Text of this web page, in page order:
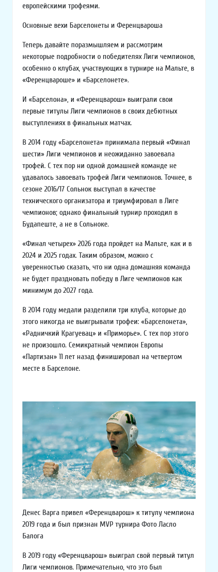
европейскими трофеями.
Основные вехи Барселонеты и Ференцвароша
Теперь давайте поразмышляем и рассмотрим
некоторые подробности о победителях Лиги чемпионов,
особенно о клубах, участвующих в турнире на Мальте, в
«Ференцвароше» и «Барселонете».
И «Барселона», и «Ференцварош» выиграли свои
первые титулы Лиги чемпионов в своих дебютных
выступлениях в финальных матчах.
В 2014 году «Барселонета» принимала первый «Финал
шести» Лиги чемпионов и неожиданно завоевала
трофей. С тех пор ни одной домашней команде не
удавалось завоевать трофей Лиги чемпионов. Точнее, в
сезоне 2016/17 Сольнок выступал в качестве
технического организатора и триумфировал в Лиге
чемпионов; однако финальный турнир проходил в
Будапеште, а не в Сольноке.
«Финал четырех» 2026 года пройдет на Мальте, как и в
2024 и 2025 годах. Таким образом, можно с
уверенностью сказать, что ни одна домашняя команда
не будет праздновать победу в Лиге чемпионов как
минимум до 2027 года.
В 2014 году медали разделили три клуба, которые до
этого никогда не выигрывали трофеи: «Барселонета»,
«Радничкий Крагуевац» и «Приморье». С тех пор этого
не произошло. Семикратный чемпион Европы
«Партизан» 11 лет назад финишировал на четвертом
месте в Барселоне.
Денес Варга привел «Ференцварош» к титулу чемпиона
2019 года и был признан MVP турнира Фото Ласло
Балога
В 2019 году «Ференцварош» выиграл свой первый титул
Лиги чемпионов. Примечательно, что это был